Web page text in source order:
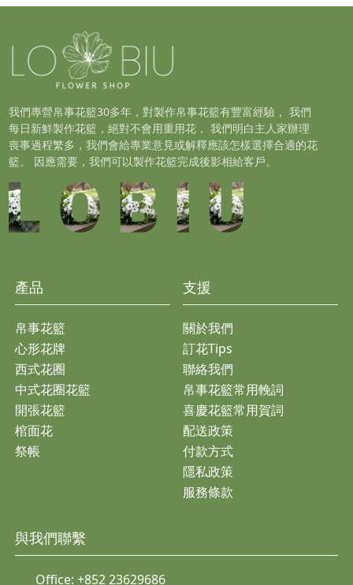
我們專營帛事花籃30多年，對製作帛事花籃有豐富經驗， 我們
每日新鮮製作花籃，絕對不會用重用花， 我們明白主人家辦理
喪事過程繁多，我們會給專業意見或解釋應該怎樣選擇合適的花
籃。 因應需要，我們可以製作花籃完成後影相給客戶。
產品
帛事花籃
心形花牌
西式花圈
中式花圈花籃
開張花籃
棺面花
祭帳
支援
關於我們
訂花Tips
聯絡我們
帛事花籃常用輓詞
喜慶花籃常用賀詞
配送政策
付款方式
隱私政策
服務條款
與我們聯繫
Office:+852 23629686